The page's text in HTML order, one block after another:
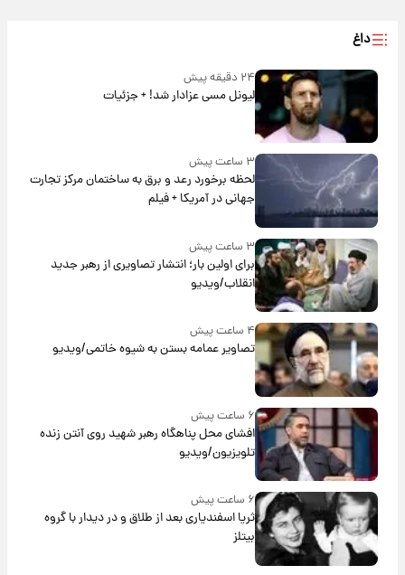
داغ
۲۴ دقیقه پیش
لیونل مسی عزادار شد! + جزئیات
۳ ساعت پیش
لحظه برخورد رعد و برق به ساختمان مرکز تجارت
جهانی در آمریکا + فیلم
۳ ساعت پیش
برای اولین بار؛ انتشار تصاویری از رهبر جدید
انقلاب/ویدیو
۴ ساعت پیش
تصاویر عمامه بستن به شیوه خاتمی/ویدیو
۶ ساعت پیش
افشای محل پناهگاه‌ رهبر شهید روی آنتن زنده
تلویزیون/ویدیو
۶ ساعت پیش
ثریا اسفندیاری بعد از طلاق و در دیدار با گروه
بیتلز